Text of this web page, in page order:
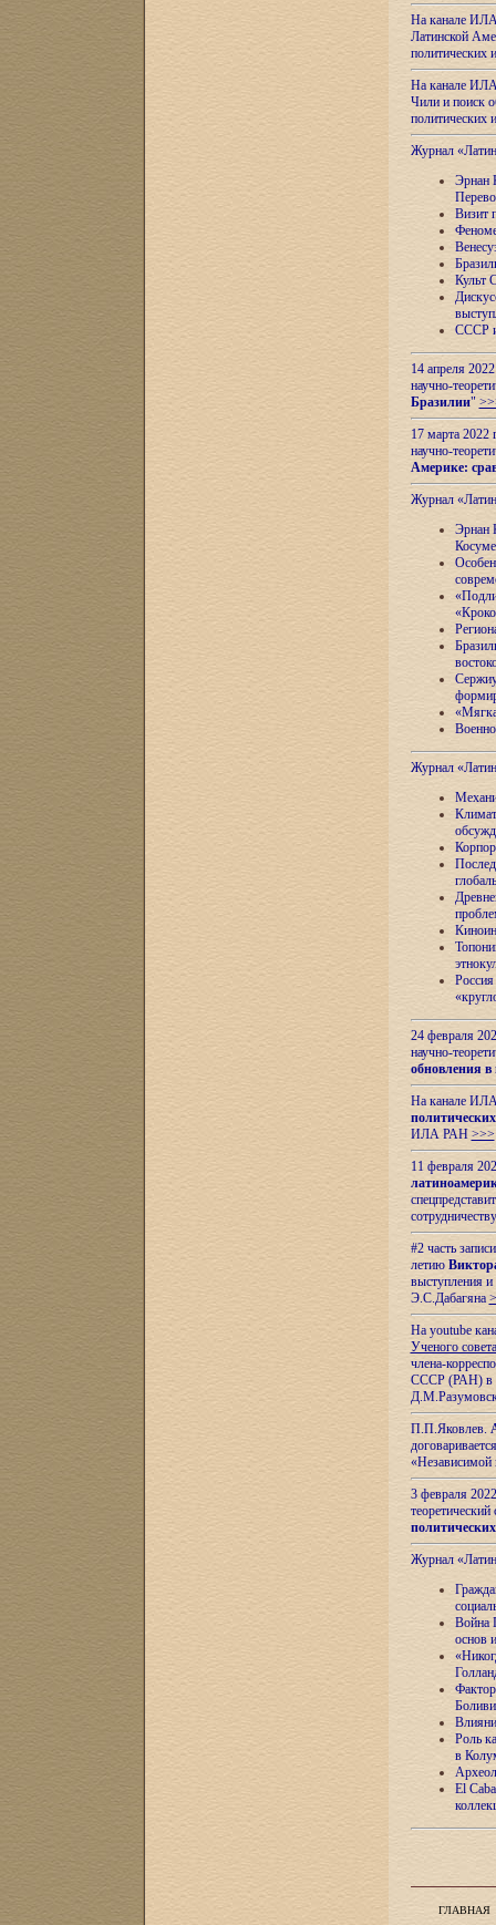
На канале
Латинской
На канале
Чили и поиск
Журнал
Эрнан
Визит
Культ
СССР и
14 апреля
научно-
Бразилии"
17 марта 2022
научно-
Америке:
Журнал
Эрнан
Журнал
24 февраля
научно-
обновления в
На канале
ИЛА РАН >>>
11 февраля
#2 часть
летию
выступления
Э.С.Дабагяна
На youtube
Ученого
члена-
СССР (РАН) в
П.П.Яковлев.
«Независимой
3 февраля
теоретический
Журнал
Война
основ
Роль
в
El
ГЛАВНАЯ